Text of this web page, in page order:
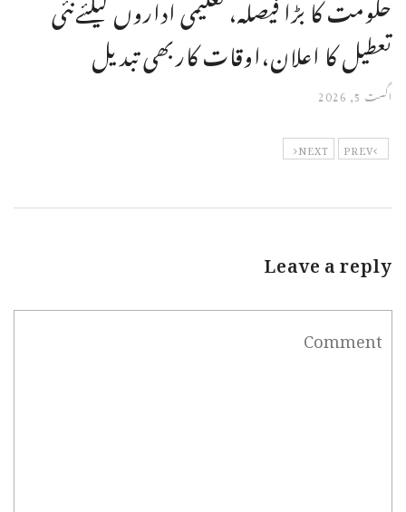
تعطیل کا اعلان،اوقات کاربھی تبدیل
اگست 5, 2026
PREV
NEXT
Leave a reply